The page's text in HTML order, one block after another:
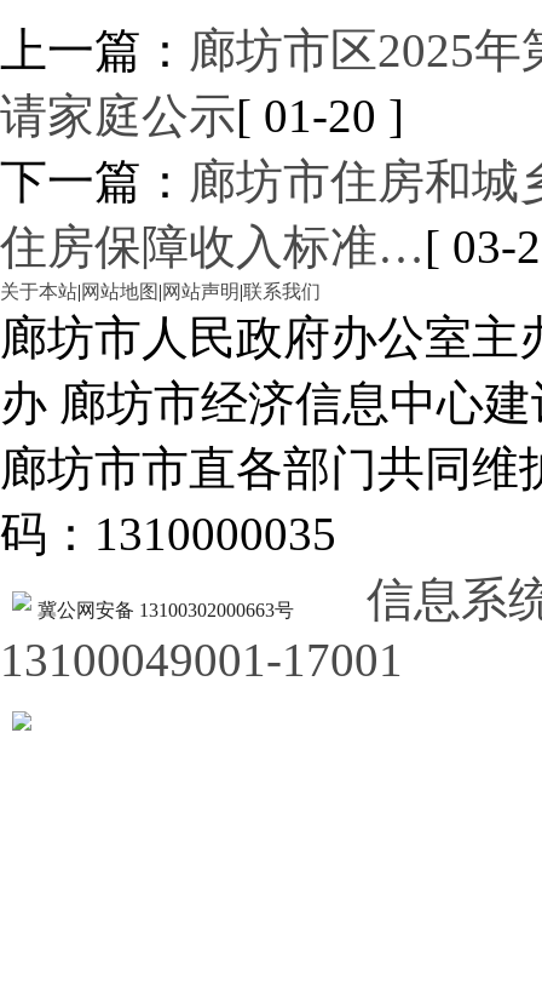
上一篇： 廊坊市区2025
请家庭公示[ 01-20 ]
下一篇： 廊坊市住房和城
住房保障收入标准…[ 03-
关于本站|网站地图 |网站声明|联系我们
廊坊市人民政府办公室
办 廊坊市经济信息中心建
廊坊市市直各部门共同
码：1310000035
冀公网安备 13100302000663号
信息系
13100049001-17001